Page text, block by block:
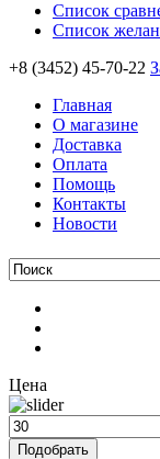
Список
Список
+8 (3452) 45-70-22
Главная
О магазине
Доставка
Оплата
Помощь
Контакты
Новости
Цена
Подобрать